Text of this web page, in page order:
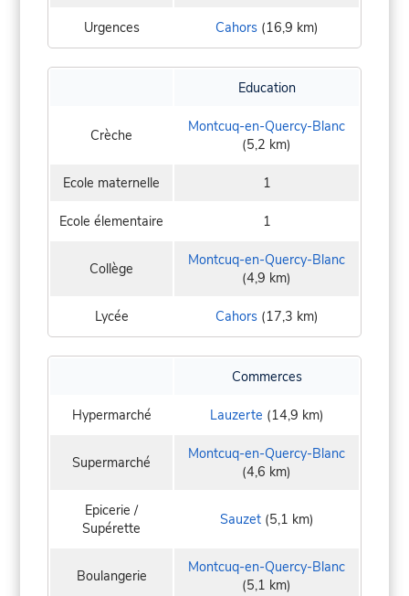
Urgences Cahors(16,9 km)
Education
Crèche
Montcuq-en-Quercy-Blanc
(5,2 km)
Ecole maternelle 1
Ecole élementaire 1
Collège
Montcuq-en-Quercy-Blanc
(4,9 km)
Lycée Cahors(17,3 km)
Commerces
Hypermarché Lauzerte (14,9 km)
Supermarché
Montcuq-en-Quercy-Blanc
(4,6 km)
Epicerie /
Supérette
Sauzet(5,1 km)
Boulangerie
Montcuq-en-Quercy-Blanc
(5,1 km)